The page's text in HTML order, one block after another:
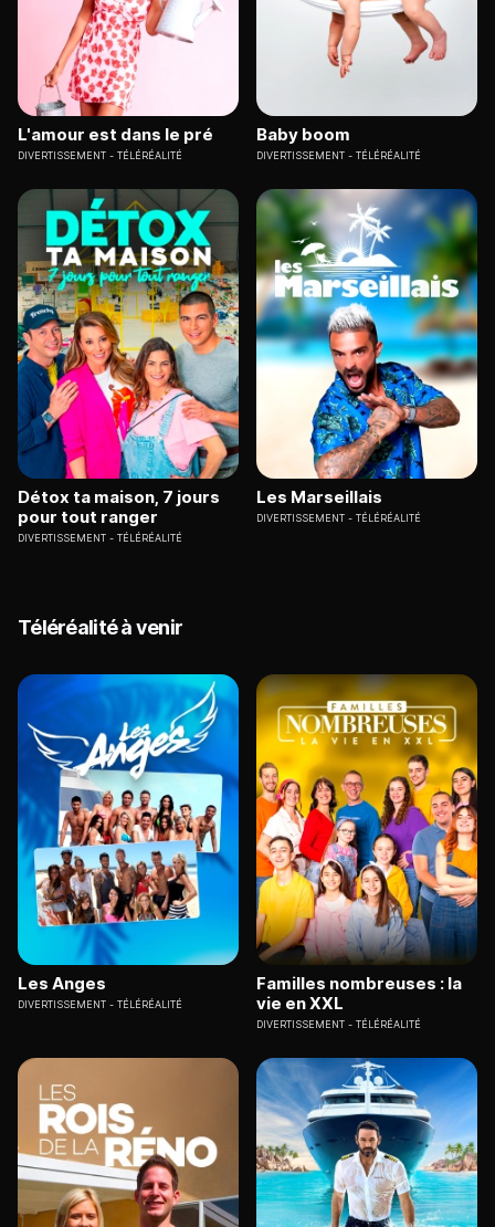
L'amour est dans le pré
DIVERTISSEMENT TÉLÉRÉALITÉ
Baby boom
DIVERTISSEMENT TÉLÉRÉALITÉ
Détox ta maison, 7 jours
pour tout ranger
DIVERTISSEMENT TÉLÉRÉALITÉ
Les Marseillais
DIVERTISSEMENT TÉLÉRÉALITÉ
Téléréalité à venir
Les Anges
DIVERTISSEMENT TÉLÉRÉALITÉ
Familles nombreuses : la
vie en XXL
DIVERTISSEMENT TÉLÉRÉALITÉ